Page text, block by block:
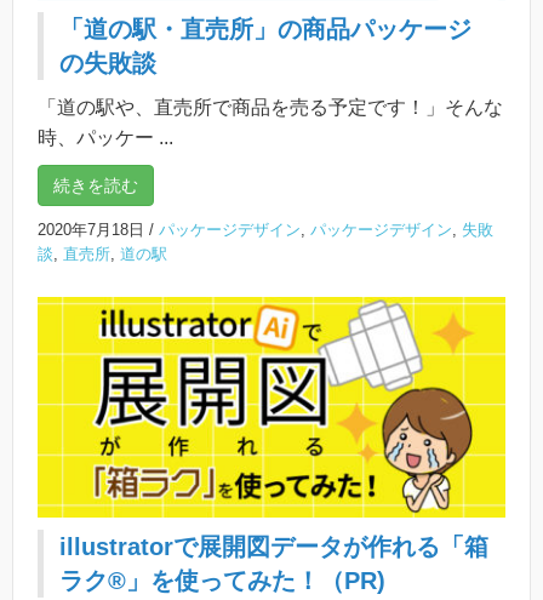
「道の駅・直売所」の商品パッケージ
の失敗談
「道の駅や、直売所で商品を売る予定です！」そんな
時、パッケー ...
続きを読む
2020年7月18日 / パッケージデザイン, パッケージデザイン, 失敗
談, 直売所, 道の駅
illustratorで展開図データが作れる「箱
ラク®︎」を使ってみた！（PR)